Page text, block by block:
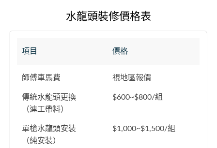
水龍頭裝修價格表
項目 價格
師傅車馬費 視地區報價
傳統水龍頭更換
（連工帶料）
$600~$800/組
單槍水龍頭安裝
（純安裝）
$1,000~$1,500/組